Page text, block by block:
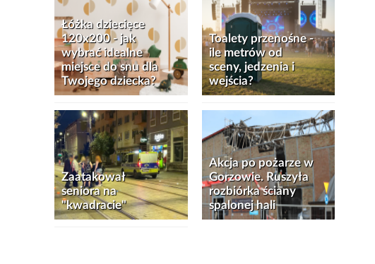
Łóżka dziecięce
120x200 - jak
wybrać idealne
miejsce do snu dla
Twojego dziecka?
Toalety przenośne -
ile metrów od
sceny, jedzenia i
wejścia?
Zaatakował
seniora na
"kwadracie"
Akcja po pożarze w
Gorzowie. Ruszyła
rozbiórka ściany
spalonej hali